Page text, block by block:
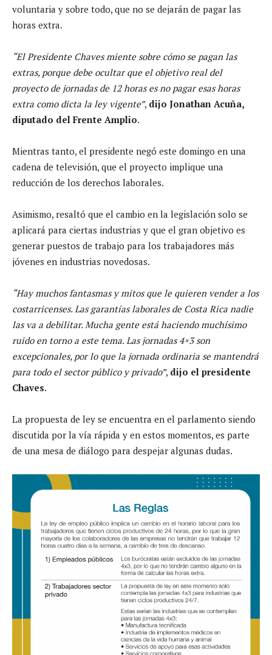
voluntaria y sobre todo, que no se dejarán de pagar las
horas extra.
“El Presidente Chaves miente sobre cómo se pagan las
extras, porque debe ocultar que el objetivo real del
proyecto de jornadas de 12 horas es no pagar esas horas
extra como dicta la ley vigente”, dijo Jonathan Acuña,
diputado del Frente Amplio.
Mientras tanto, el presidente negó este domingo en una
cadena de televisión, que el proyecto implique una
reducción de los derechos laborales.
Asimismo, resaltó que el cambio en la legislación solo se
aplicará para ciertas industrias y que el gran objetivo es
generar puestos de trabajo para los trabajadores más
jóvenes en industrias novedosas.
“Hay muchos fantasmas y mitos que le quieren vender a los
costarricenses. Las garantías laborales de Costa Rica nadie
las va a debilitar. Mucha gente está haciendo muchísimo
ruido en torno a este tema. Las jornadas 4×3 son
excepcionales, por lo que la jornada ordinaria se mantendrá
para todo el sector público y privado”, dijo el presidente
Chaves.
La propuesta de ley se encuentra en el parlamento siendo
discutida por la vía rápida y en estos momentos, es parte
de una mesa de diálogo para despejar algunas dudas.